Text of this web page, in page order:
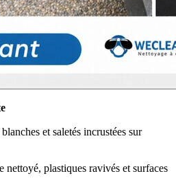
et saletés incrustées sur
nettoyé, plastiques ravivés et surfaces